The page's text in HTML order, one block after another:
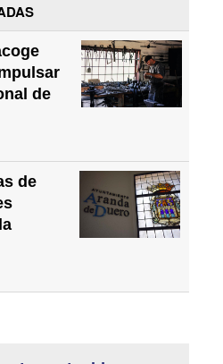
de
de